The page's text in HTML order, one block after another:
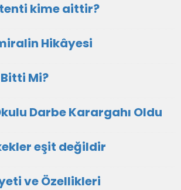
kime aittir?
Hikâyesi
Mi?
Darbe Karargahı Oldu
eşit değildir
ve Özellikleri